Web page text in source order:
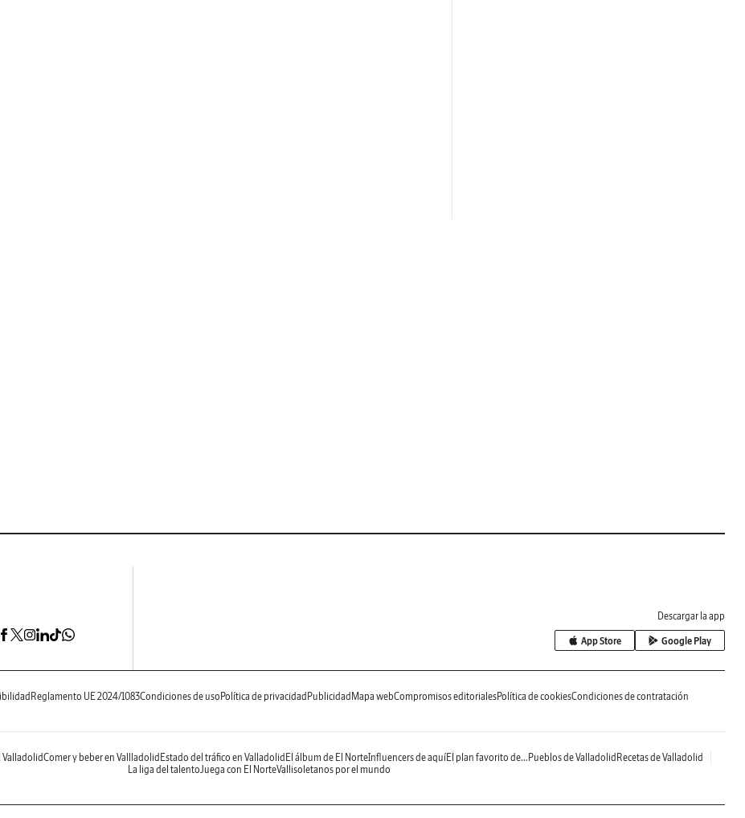
Descargar la app
App Store Google Play
Reglamento UE 2024/1083Condiciones de uso Política de privacidad Publicidad Mapa webCompromisos editorialesPolítica de cookiesCondiciones de contratación
ValladolidComer y beber en Vallladolid Estado del tráfico en Valladolid El álbum de El NorteInfluencers de aquíEl plan favorito de... Pueblos de Valladolid Recetas de Valladolid
La liga del talentoJuega con El NorteVallisoletanos por el mundo